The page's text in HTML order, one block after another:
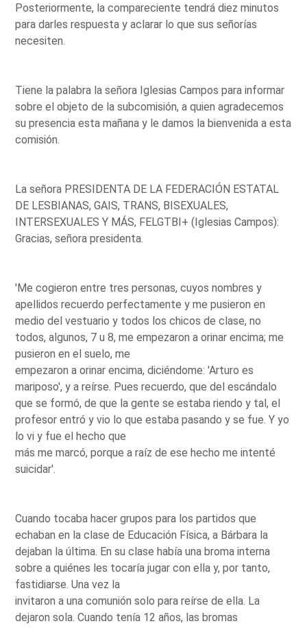
Posteriormente, la compareciente tendrá diez minutos
para darles respuesta y aclarar lo que sus señorías
necesiten.
Tiene la palabra la señora Iglesias Campos para informar
sobre el objeto de la subcomisión, a quien agradecemos
su presencia esta mañana y le damos la bienvenida a esta
comisión.
La señora PRESIDENTA DE LA FEDERACIÓN ESTATAL
DE LESBIANAS, GAIS, TRANS, BISEXUALES,
INTERSEXUALES Y MÁS, FELGTBI+ (Iglesias Campos):
Gracias, señora presidenta.
'Me cogieron entre tres personas, cuyos nombres y
apellidos recuerdo perfectamente y me pusieron en
medio del vestuario y todos los chicos de clase, no
todos, algunos, 7 u 8, me empezaron a orinar encima; me
pusieron en el suelo, me
empezaron a orinar encima, diciéndome: 'Arturo es
mariposo', y a reírse. Pues recuerdo, que del escándalo
que se formó, de que la gente se estaba riendo y tal, el
profesor entró y vio lo que estaba pasando y se fue. Y yo
lo vi y fue el hecho que
más me marcó, porque a raíz de ese hecho me intenté
suicidar'.
Cuando tocaba hacer grupos para los partidos que
echaban en la clase de Educación Física, a Bárbara la
dejaban la última. En su clase había una broma interna
sobre a quiénes les tocaría jugar con ella y, por tanto,
fastidiarse. Una vez la
invitaron a una comunión solo para reírse de ella. La
dejaron sola. Cuando tenía 12 años, las bromas